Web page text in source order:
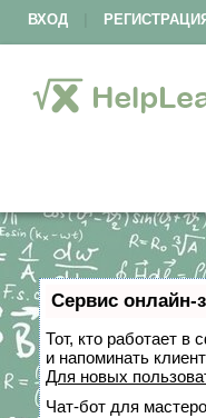
ВХОД
Сервис онлайн-
Тот, кто работает в
и напоминать
Для новых
Чат-бот для